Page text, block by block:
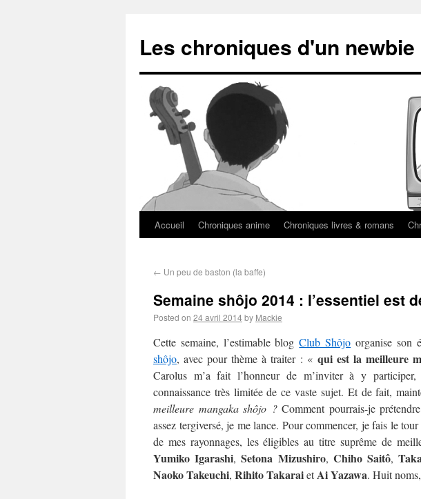
Les chroniques d'un newbie
Accueil Chroniques anime Chroniques livres & romans
← Un peu de baston (la baffe)
Semaine shôjo 2014 : l’essentiel est
Posted on 24 avril 2014by Mackie
Cette semaine, l’estimable blogClub Shôjo organise son
shôjo, avec pour thème à traiter : « qui est la meilleure
Carolus m’a fait l’honneur de m’inviter à y
connaissance très limitée de ce vaste sujet. Et de fait,
meilleure mangaka shôjo ?Comment pourrais-je
assez tergiversé, je me lance. Pour commencer, je fais le
de mes rayonnages, les éligibles au titre suprême de
Yumiko Igarashi,Setona Mizushiro, Chiho Saitô,
NaokoTakeuchi, Rihito TakaraietAiYazawa. Huit